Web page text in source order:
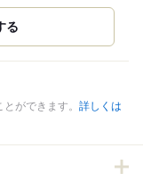
ができます。 詳しくは